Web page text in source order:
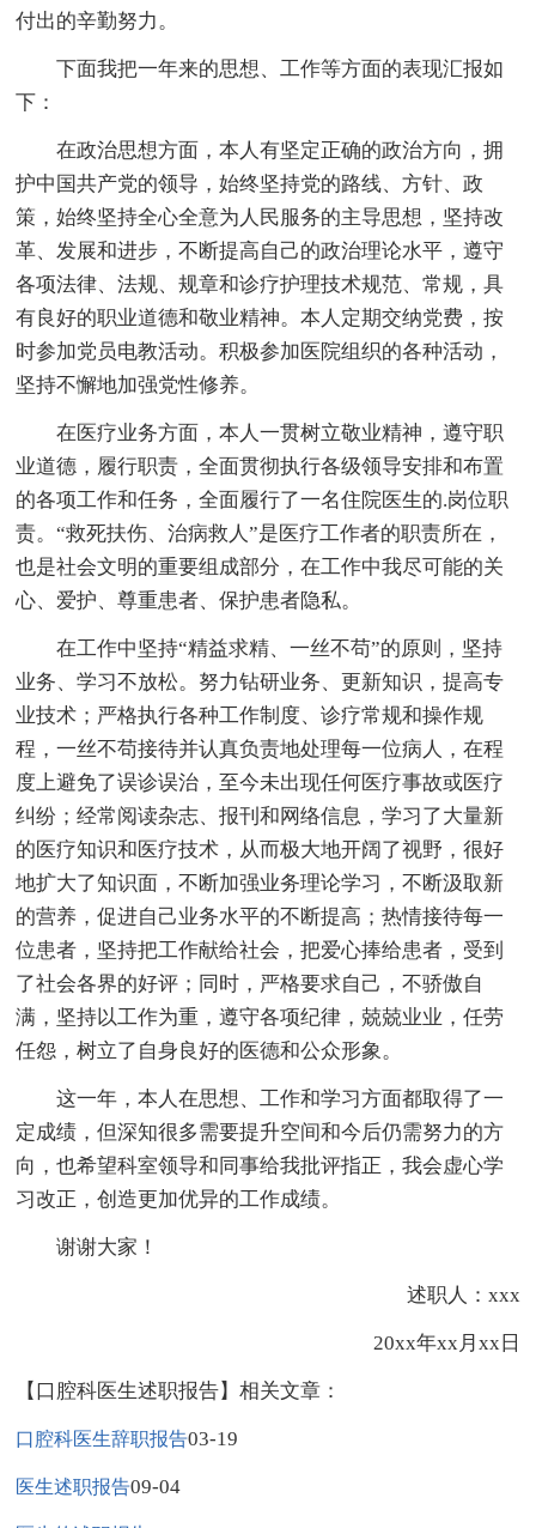
付出的辛勤努力。
下面我把一年来的思想、工作等方面的表现汇报如
下：
在政治思想方面，本人有坚定正确的政治方向，拥
护中国共产党的领导，始终坚持党的路线、方针、政
策，始终坚持全心全意为人民服务的主导思想，坚持改
革、发展和进步，不断提高自己的政治理论水平，遵守
各项法律、法规、规章和诊疗护理技术规范、常规，具
有良好的职业道德和敬业精神。本人定期交纳党费，按
时参加党员电教活动。积极参加医院组织的各种活动，
坚持不懈地加强党性修养。
在医疗业务方面，本人一贯树立敬业精神，遵守职
业道德，履行职责，全面贯彻执行各级领导安排和布置
的各项工作和任务，全面履行了一名住院医生的.岗位职
责。“救死扶伤、治病救人”是医疗工作者的职责所在，
也是社会文明的重要组成部分，在工作中我尽可能的关
心、爱护、尊重患者、保护患者隐私。
在工作中坚持“精益求精、一丝不苟”的原则，坚持
业务、学习不放松。努力钻研业务、更新知识，提高专
业技术；严格执行各种工作制度、诊疗常规和操作规
程，一丝不苟接待并认真负责地处理每一位病人，在程
度上避免了误诊误治，至今未出现任何医疗事故或医疗
纠纷；经常阅读杂志、报刊和网络信息，学习了大量新
的医疗知识和医疗技术，从而极大地开阔了视野，很好
地扩大了知识面，不断加强业务理论学习，不断汲取新
的营养，促进自己业务水平的不断提高；热情接待每一
位患者，坚持把工作献给社会，把爱心捧给患者，受到
了社会各界的好评；同时，严格要求自己，不骄傲自
满，坚持以工作为重，遵守各项纪律，兢兢业业，任劳
任怨，树立了自身良好的医德和公众形象。
这一年，本人在思想、工作和学习方面都取得了一
定成绩，但深知很多需要提升空间和今后仍需努力的方
向，也希望科室领导和同事给我批评指正，我会虚心学
习改正，创造更加优异的工作成绩。
谢谢大家！
述职人：xxx
20xx年xx月xx日
【口腔科医生述职报告】相关文章：
口腔科医生辞职报告03-19
医生述职报告09-04